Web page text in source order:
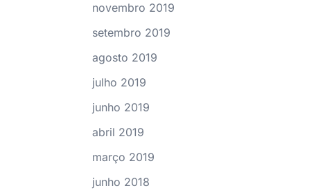
novembro 2019
setembro 2019
agosto 2019
julho 2019
junho 2019
abril 2019
março 2019
junho 2018